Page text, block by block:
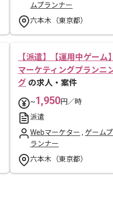
ムプランナー
六本木（東京都）
【派遣】【運用中ゲーム
マーケティングプランニ
グ の求人・案件
~1,950円／時
派遣
Webマーケター , ゲームプ
ランナー
六本木（東京都）